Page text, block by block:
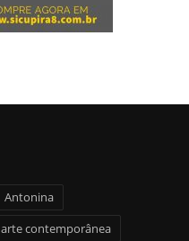
Antonina
arte contemporânea